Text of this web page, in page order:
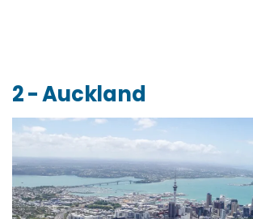
2 - Auckland